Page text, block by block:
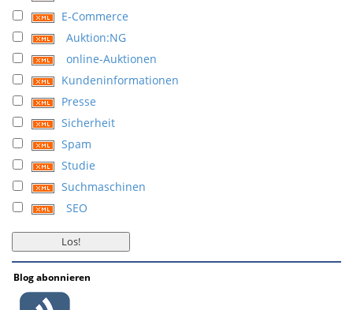
E-Commerce
Auktion:NG
online-Auktionen
Kundeninformationen
Presse
Sicherheit
Spam
Studie
Suchmaschinen
SEO
Blog abonnieren